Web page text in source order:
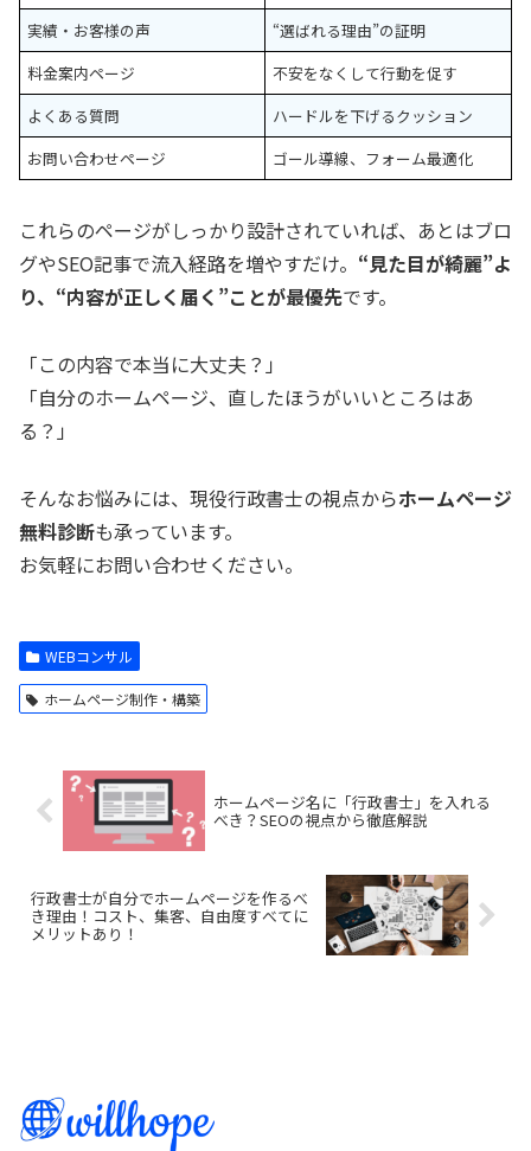
実績・お客様の声
“選ばれる理由”の証明
料金案内ページ
不安をなくして行動を促す
よくある質問
ハードルを下げるクッション
お問い合わせページ
ゴール導線、フォーム最適化
これらのページがしっかり設計されていれば、あとはブロ
グやSEO記事で流入経路を増やすだけ。 “見た目が綺麗”よ
り、“内容が正しく届く”ことが最優先です。
「この内容で本当に大丈夫？」
「自分のホームページ、直したほうがいいところはあ
る？」
そんなお悩みには、現役行政書士の視点からホームページ
無料診断も承っています。
お気軽にお問い合わせください。
WEBコンサル
ホームページ制作・構築
ホームページ名に「行政書士」を入れる
べき？SEOの視点から徹底解説
行政書士が自分でホームページを作るべ
き理由！コスト、集客、自由度すべてに
メリットあり！